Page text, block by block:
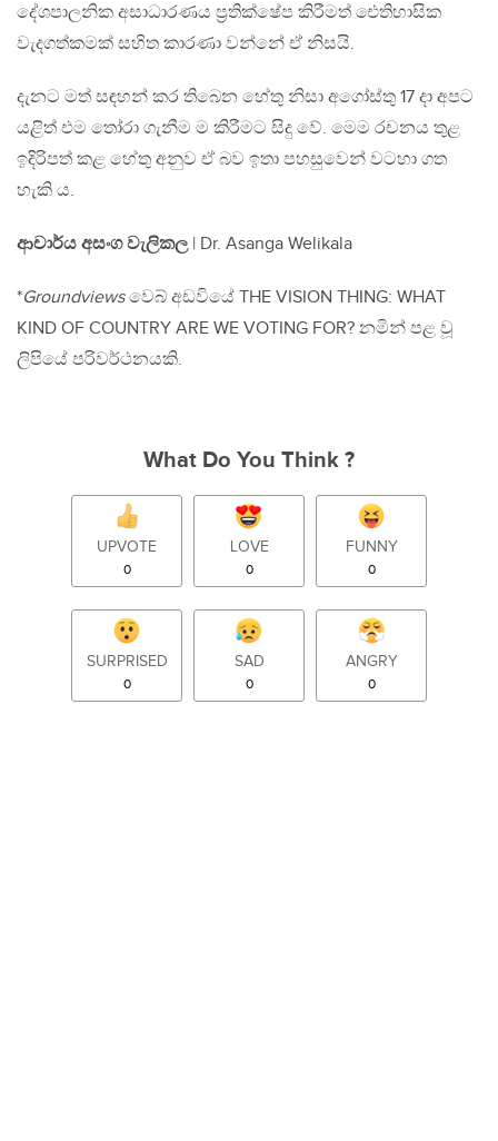
දේශපාලනික අසාධාරණය ප‍්‍රතික්ෂේප කිරීමත් ඓතිහාසික
වැදගත්කමක් සහිත කාරණා වන්නේ ඒ නිසයි.
දැනට මත් සඳහන් කර තිබෙන හේතු නිසා අගෝස්තු 17 දා අපට
යළිත් එම තෝරා ගැනීම ම කිරීමට සිදු වේ. මෙම රචනය තුළ
ඉදිරිපත් කළ හේතු අනුව ඒ බව ඉතා පහසුවෙන් වටහා ගත
හැකි ය.
ආචාර්ය අසංග වැලිකල| Dr. Asanga Welikala
*Groundviewsවෙබ් අඩවියේ THE VISION THING: WHAT
KIND OF COUNTRY ARE WE VOTING FOR? නමින් පළ වූ
ලිපියේ පරිවර්ථනයකි.
What Do You Think ?
UPVOTE
0
LOVE
0
FUNNY
0
SURPRISED
0
SAD
0
ANGRY
0